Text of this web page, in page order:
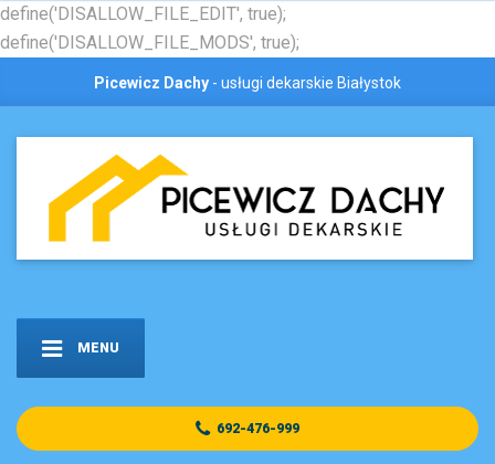
define('DISALLOW_FILE_EDIT', true);
define('DISALLOW_FILE_MODS', true);
Picewicz Dachy - usługi dekarskie Białystok
MENU
692-476-999